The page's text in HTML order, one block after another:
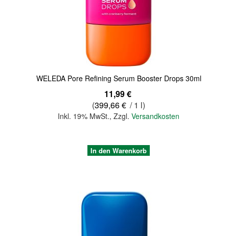
WELEDA Pore Refining Serum Booster Drops 30ml
11,99 €
(399,66 € / 1 l)
Inkl. 19% MwSt.,Zzgl.Versandkosten
In den Warenkorb